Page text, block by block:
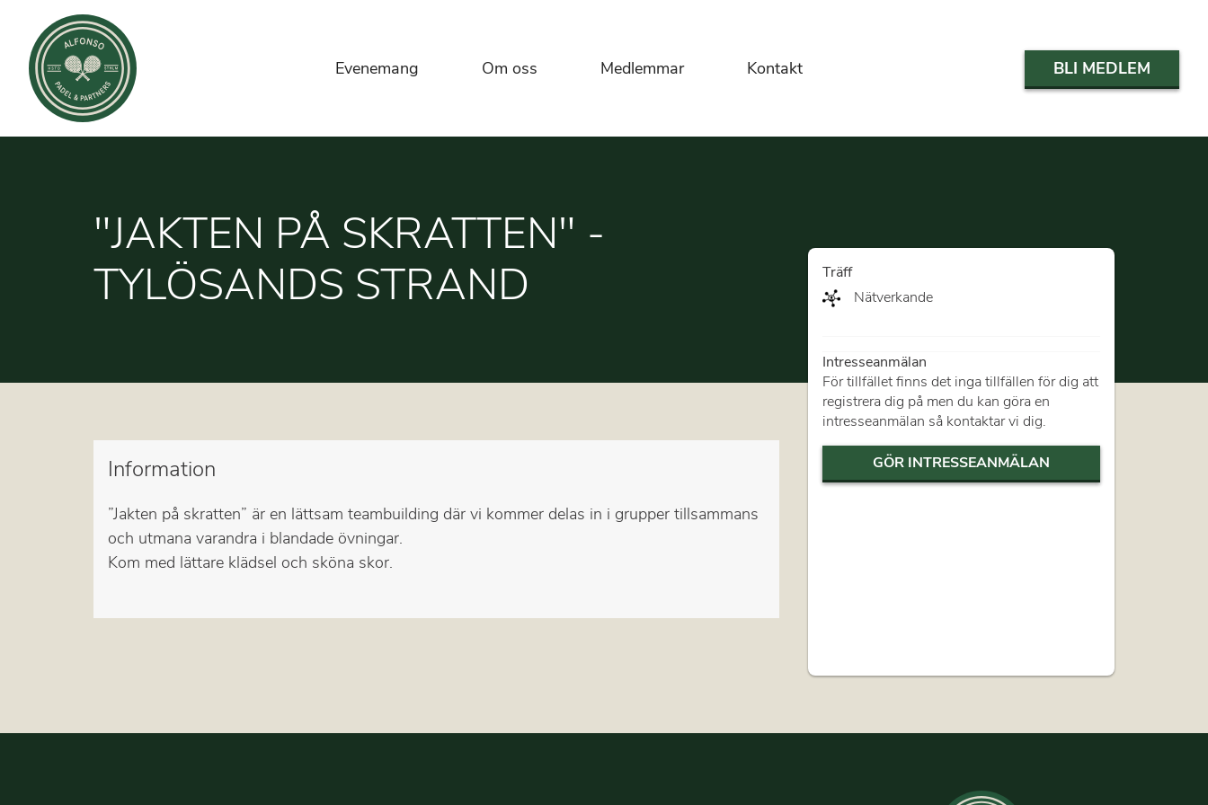
Evenemang Om oss Medlemmar Kontakt BLI MEDLEM
"JAKTEN PÅ SKRATTEN" -
TYLÖSANDS STRAND
Information
”Jakten på skratten” är en lättsam teambuilding där vi kommer delas in i grupper tillsammans
och utmana varandra i blandade övningar.
Kom med lättare klädsel och sköna skor.
Träff
Nätverkande
Intresseanmälan
För tillfället finns det inga tillfällen för dig att
registrera dig på men du kan göra en
intresseanmälan så kontaktar vi dig.
GÖR INTRESSEANMÄLAN